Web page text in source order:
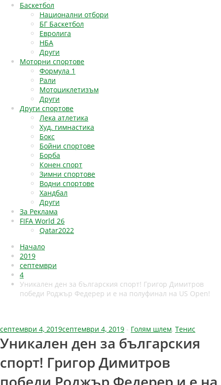
Баскетбол
Национални отбори
БГ Баскетбол
Евролига
НБА
Други
Моторни спортове
Формула 1
Рали
Мотоциклетизъм
Други
Други спортове
Лека атлетика
Худ. гимнастика
Бокс
Бойни спортове
Борба
Конен спорт
Зимни спортове
Водни спортове
Хандбал
Други
За Реклама
FIFA World 26
Qatar2022
Начало
2019
септември
4
Уникален ден за българския спорт! Григор Димитров
победи Роджър Федерер и е на полуфинал на US Open!
септември 4, 2019септември 4, 2019 - Голям шлем, Тенис
Уникален ден за българския
спорт! Григор Димитров